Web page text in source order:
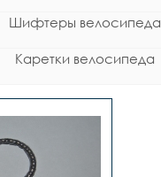
Шифтеры велосипеда
Каретки велосипеда